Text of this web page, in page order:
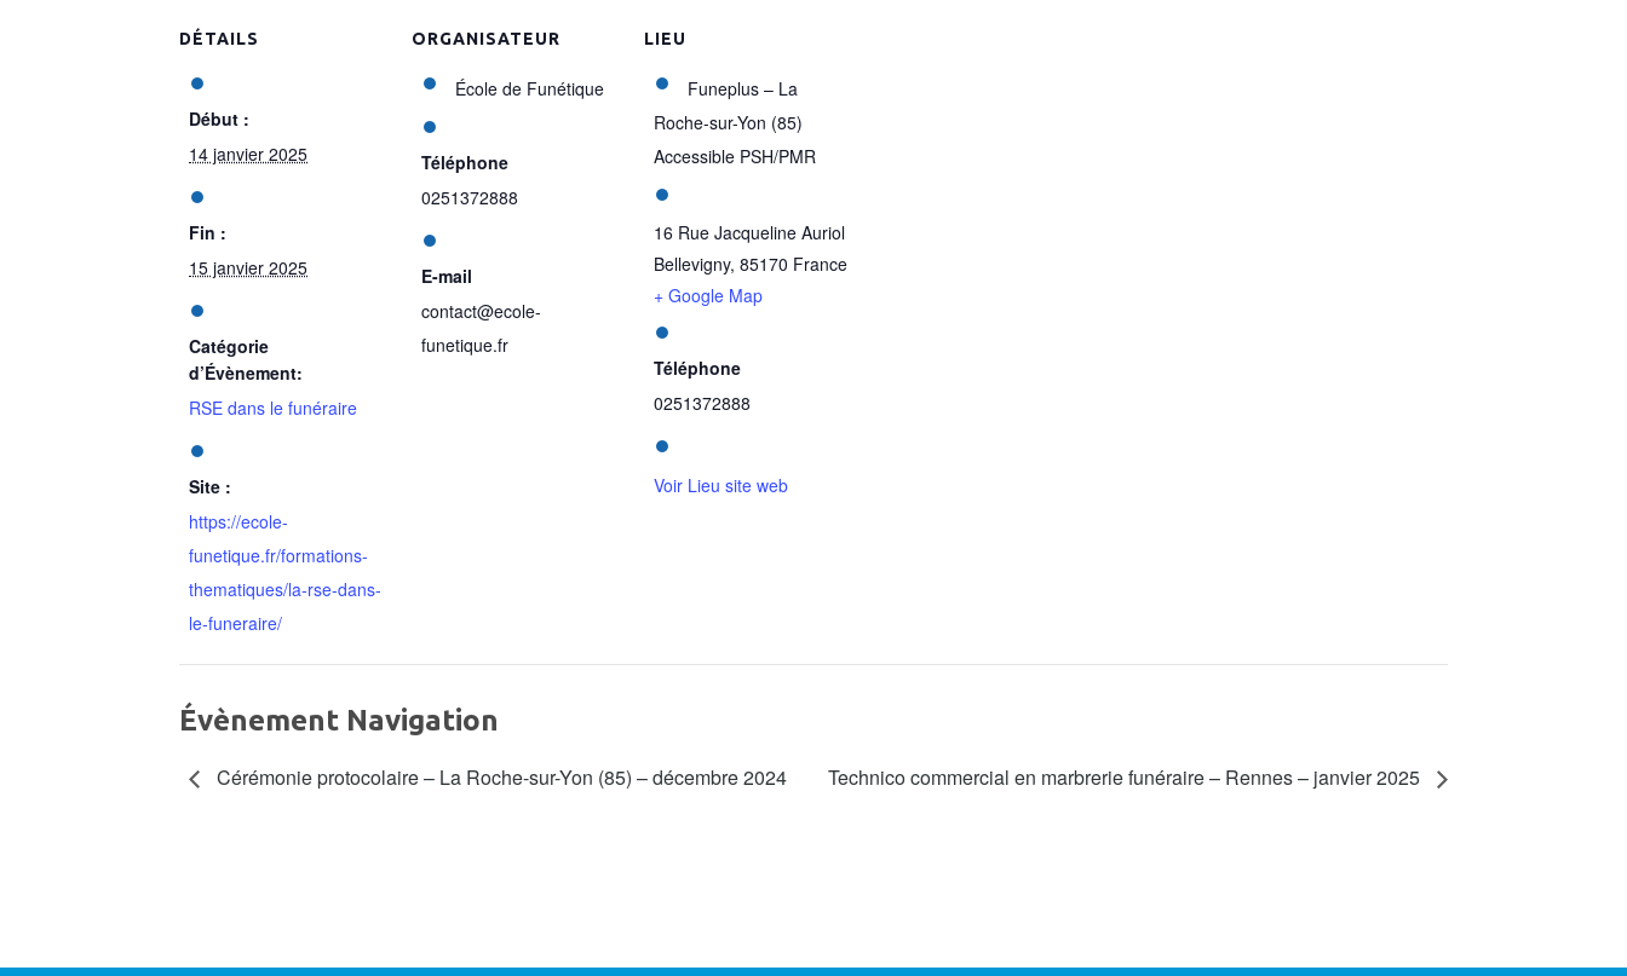
DÉTAILS
Début :
14 janvier 2025
Fin :
15 janvier 2025
Catégorie
d’Évènement:
RSE dans le funéraire
Site :
https://ecole-
funetique.fr/formations-
thematiques/la-rse-dans-
le-funeraire/
ORGANISATEUR
École de Funétique
Téléphone
0251372888
E-mail
contact@ecole-
funetique.fr
LIEU
Funeplus – La
Roche-sur-Yon (85)
Accessible PSH/PMR
16 Rue Jacqueline Auriol
Bellevigny, 85170 France
+ Google Map
Téléphone
0251372888
Voir Lieu site web
Évènement Navigation
Cérémonie protocolaire – La Roche-sur-Yon (85) – décembre 2024 Technico commercial en marbrerie funéraire – Rennes – janvier 2025